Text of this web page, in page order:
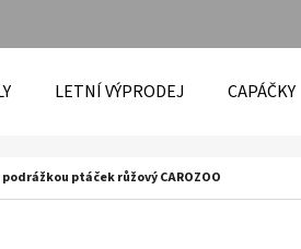
LETNÍ VÝPRODEJ CAPÁČKY
ptáček růžový CAROZOO